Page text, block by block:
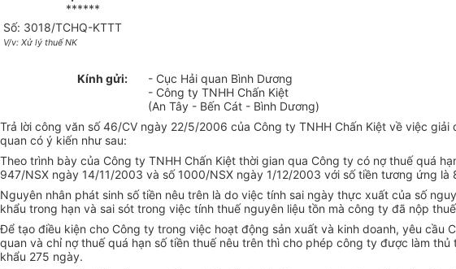
******
Số: 3018/TCHQ-KTTT
V/v: Xử lý thuế NK
Kính gửi:
- Cục Hải quan Bình Dương
- Công ty TNHH Chấn Kiệt
(An Tây - Bến Cát - Bình Dương)
Trả lời công văn số 46/CV ngày 22/5/2006 của Công ty TNHH Chấn Kiệt về việc
quan có ý kiến như sau:
Theo trình bày của Công ty TNHH Chấn Kiệt thời gian qua Công ty có nợ thuế quá
947/NSX ngày 14/11/2003 và số 1000/NSX ngày 1/12/2003 với số tiền tương ứng
Nguyên nhân phát sinh số tiền nêu trên là do việc tính sai ngày thực xuất của số
khẩu trong hạn và sai sót trong việc tính thuế nguyên liệu tồn mà công ty đã nộp
Để tạo điều kiện cho Công ty trong việc hoạt động sản xuất và kinh doanh, yêu cầu
quan và chỉ nợ thuế quá hạn số tiền thuế nêu trên thì cho phép công ty được làm
khẩu 275 ngày.